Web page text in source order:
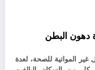
المواتية للصحة، لعدة